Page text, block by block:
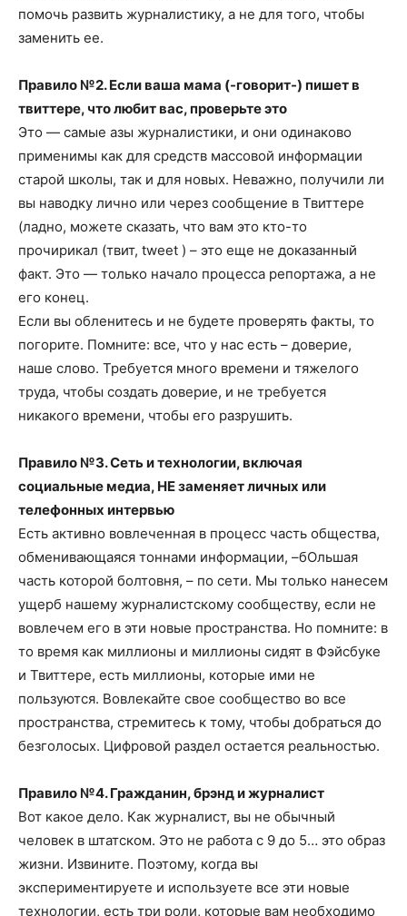
помочь развить журналистику, а не для того, чтобы
заменить ее.
Правило №2. Если ваша мама (-говорит-) пишет в
твиттере, что любит вас, проверьте это
Это — самые азы журналистики, и они одинаково
применимы как для средств массовой информации
старой школы, так и для новых. Неважно, получили ли
вы наводку лично или через сообщение в Твиттере
(ладно, можете сказать, что вам это кто-то
прочирикал (твит, tweet ) – это еще не доказанный
факт. Это — только начало процесса репортажа, а не
его конец.
Если вы обленитесь и не будете проверять факты, то
погорите. Помните: все, что у нас есть – доверие,
наше слово. Требуется много времени и тяжелого
труда, чтобы создать доверие, и не требуется
никакого времени, чтобы его разрушить.
Правило №3. Сеть и технологии, включая
социальные медиа, НЕ заменяет личных или
телефонных интервью
Есть активно вовлеченная в процесс часть общества,
обменивающаяся тоннами информации, –бОльшая
часть которой болтовня, – по сети. Мы только нанесем
ущерб нашему журналистскому сообществу, если не
вовлечем его в эти новые пространства. Но помните: в
то время как миллионы и миллионы сидят в Фэйсбуке
и Твиттере, есть миллионы, которые ими не
пользуются. Вовлекайте свое сообщество во все
пространства, стремитесь к тому, чтобы добраться до
безголосых. Цифровой раздел остается реальностью.
Правило №4. Гражданин, брэнд и журналист
Вот какое дело. Как журналист, вы не обычный
человек в штатском. Это не работа с 9 до 5… это образ
жизни. Извините. Поэтому, когда вы
экспериментируете и используете все эти новые
технологии, есть три роли, которые вам необходимо